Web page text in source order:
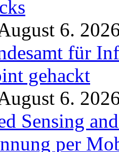
6.
für
gehackt
6.
Sensing
per